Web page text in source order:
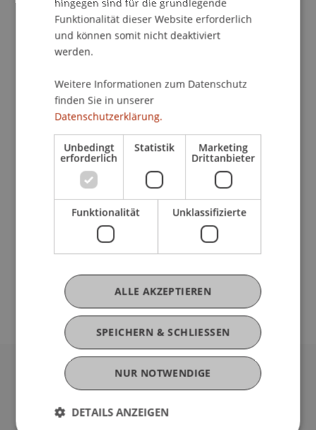
Entrepreneurship und Management.
In Vorlesungen und Pitches im Start-up Lab lernst
du die praktische Seite des Studiums kennen.
Mit dem Online Master Taster Day kompakt von
zu Hause aus.
PROGRAMM
10.00 Uhr Begrüssung
10.05 UhrProgrammpräsentation| mit
Tobias Fitz, MSc, Studiengangsmanager
10.30 UhrVorlesungsbesuch
(Details folgen)
12.00 Uhr KurzeCampus Tour
12.10 Uhr Meet our
Student Ambassadors
Fragerunde
13.00 Uhr Verabschiedung
Jetzt anmelden
Universität Liechtenstein
9490 Vaduz
Funktionalität dieser Website erforderlich
und können somit nicht deaktiviert
werden.
Weitere Informationen zum Datenschutz
finden Sie in unserer
Datenschutzerklärung.
Unbedingt
erforderlich
Statistik Marketing
Drittanbieter
Funktionalität Unklassifizierte
SPEICHERN & SCHLIESSEN
ALLE AKZEPTIEREN
NUR NOTWENDIGE
DETAILS ANZEIGEN